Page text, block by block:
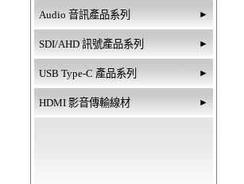
Audio 音訊產品系列 ►
SDI/AHD 訊號產品系列 ►
USB Type-C 產品系列 ►
HDMI 影音傳輸線材 ►